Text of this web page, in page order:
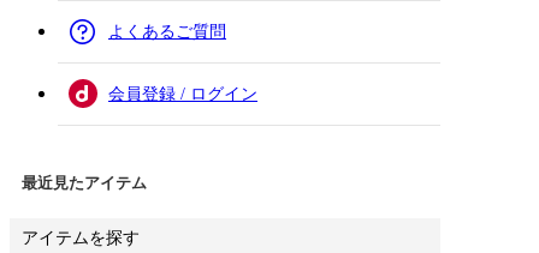
よくあるご質問
会員登録 / ログイン
最近見たアイテム
アイテムを探す